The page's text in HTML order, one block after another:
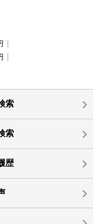
索
索
歴